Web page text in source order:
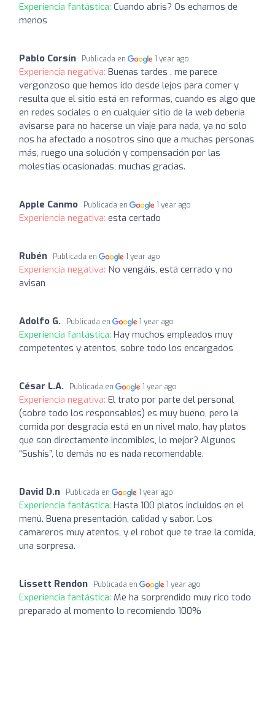
Experiencia fantástica: Cuando abris? Os echamos de
menos
Pablo Corsín Publicada en 1 year ago
Experiencia negativa: Buenas tardes , me parece
vergonzoso que hemos ido desde lejos para comer y
resulta que el sitio está en reformas, cuando es algo que
en redes sociales o en cualquier sitio de la web debería
avisarse para no hacerse un viaje para nada, ya no solo
nos ha afectado a nosotros sino que a muchas personas
más, ruego una solución y compensación por las
molestias ocasionadas, muchas gracias.
Apple Canmo Publicada en 1 year ago
Experiencia negativa: esta certado
Rubén Publicada en 1 year ago
Experiencia negativa: No vengáis, está cerrado y no
avisan
Adolfo G. Publicada en 1 year ago
Experiencia fantástica: Hay muchos empleados muy
competentes y atentos, sobre todo los encargados
César L.A. Publicada en 1 year ago
Experiencia negativa: El trato por parte del personal
(sobre todo los responsables) es muy bueno, pero la
comida por desgracia está en un nivel malo, hay platos
que son directamente incomibles, lo mejor? Algunos
“Sushis”, lo demás no es nada recomendable.
David D.n Publicada en 1 year ago
Experiencia fantástica: Hasta 100 platos incluidos en el
menú. Buena presentación, calidad y sabor. Los
camareros muy atentos, y el robot que te trae la comida,
una sorpresa.
Lissett Rendon Publicada en 1 year ago
Experiencia fantástica: Me ha sorprendido muy rico todo
preparado al momento lo recomiendo 100%